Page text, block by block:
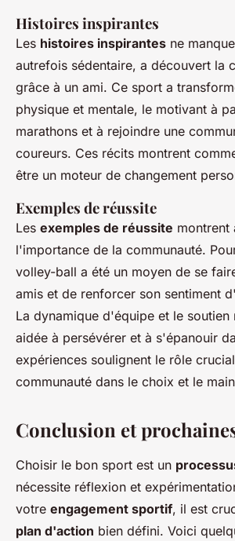
Histoires inspirantes
Les histoires inspirantes ne
autrefois sédentaire, a découvert la
grâce à un ami. Ce sport a
physique et mentale, le motivant à
marathons et à rejoindre une
coureurs. Ces récits montrent
être un moteur de changement
Exemples de réussite
Les exemples de réussite montrent
l'importance de la communauté.
volley-ball a été un moyen de se
amis et de renforcer son sentiment
La dynamique d'équipe et le soutien
aidée à persévérer et à s'épanouir
expériences soulignent le rôle
communauté dans le choix et le
Conclusion et
Choisir le bon sport est un
nécessite réflexion et
votre engagement sportif, il est
plan d'action bien défini. Voici